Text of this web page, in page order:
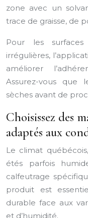
zone avec un
trace de graisse, de
Pour les
irrégulières,
améliorer
Assurez-vous que
sèches avant de
Choisissez des
adaptés aux
Le climat
étés parfois
calfeutrage
produit est
durable face aux
et d’humidité.